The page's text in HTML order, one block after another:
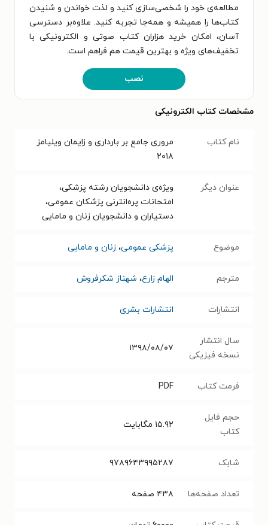
مطالعه‌ی خود را شخصی‌سازی کنید و لذت خواندن و شنیدن
کتاب‌ها را همیشه و همه‌جا تجربه کنید. علاوه‌بر دسترسی
آسان، امکان خرید هزاران کتاب صوتی و الکترونیکی با
تخفیف‌های ویژه و بهترین قیمت هم فراهم است.
نصب
مشخصات کتاب الکترونیکی
نام کتاب
مروری جامع بر بارداری و زایمان ویلیامز
۲۰۱۸
عنوان دیگر
ویژه‌ی دانشجویان رشته پزشکی،
امتحانات پره‌انترنی پزشکان عمومی،
دستیاران و دانشجویان زنان و مامایی
موضوع پزشکی عمومی، زنان و مامایی
مترجم الهام زارع، شهناز شکرفروش
انتشارات انتشارات بشری
سال انتشار
نسخه فیزیکی
۱۳۹۸/۰۸/۰۷
فرمت کتاب PDF
حجم فایل
کتاب
۱۵.۹۲ مگابایت
شابک ۹۷۸۹۶۴۳۹۹۵۲۸۷
تعداد صفحه‌ها ۴۳۸ صفحه